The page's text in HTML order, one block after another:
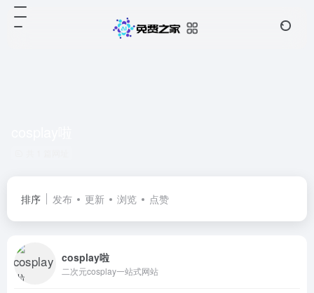
排序 发布 更新 浏览 点赞
cosplay啦
二次元cosplay一站式网站